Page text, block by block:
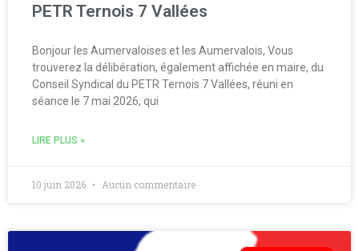
PETR Ternois 7 Vallées
Bonjour les Aumervaloises et les Aumervalois, Vous
trouverez la délibération, également affichée en maire, du
Conseil Syndical du PETR Ternois 7 Vallées, réuni en
séance le 7 mai 2026, qui
LIRE PLUS »
10 juin 2026 Aucun commentaire